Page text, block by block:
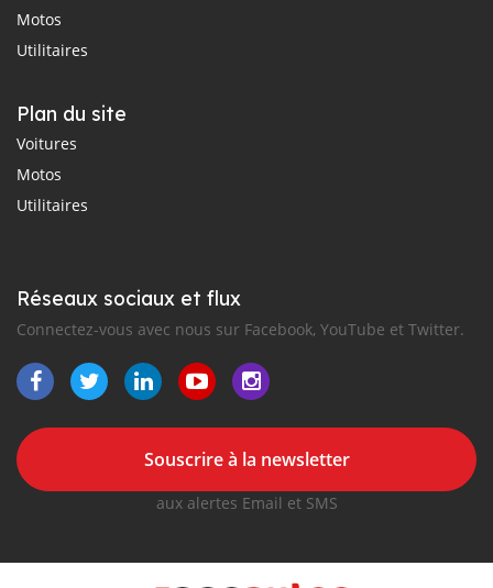
Motos
Utilitaires
Plan du site
Voitures
Motos
Utilitaires
Réseaux sociaux et flux
Connectez-vous avec nous sur Facebook, YouTube et Twitter.
Souscrire à la newsletter
aux alertes Email et SMS